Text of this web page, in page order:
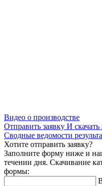
Видео о производстве
Отправить заявку И
Сводные ведомости
Хотите отправить заявку?
Заполните форму ниже и
течении дня. Скачивание
формы: